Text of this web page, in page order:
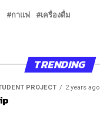
กาแฟ เครื่องดื่ม
TRENDING
PROJECT 2 years ago